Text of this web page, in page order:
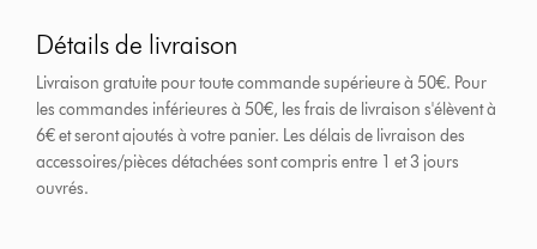
Détails de livraison
Livraison gratuite pour toute commande supérieure à 50€. Pour
les commandes inférieures à 50€, les frais de livraison s'élèvent à
6€ et seront ajoutés à votre panier. Les délais de livraison des
accessoires/pièces détachées sont compris entre 1 et 3 jours
ouvrés.